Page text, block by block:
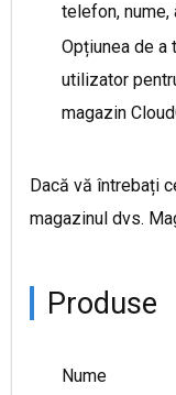
telefon,
Opțiunea de a
utilizator
magazin
Dacă vă întrebați
magazinul dvs.
Produse
Nume